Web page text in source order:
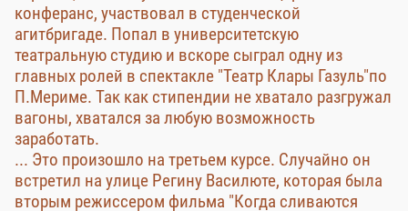
конферанс, участвовал в студенческой
агитбригаде. Попал в университетскую
театральную студию и вскоре сыграл одну из
главных ролей в спектакле "Театр Клары Газуль"по
П.Мериме. Так как стипендии не хватало разгружал
вагоны, хватался за любую возможность
заработать.
... Это произошло на третьем курсе. Случайно он
встретил на улице Регину Василюте, которая была
вторым режиссером фильма "Когда сливаются